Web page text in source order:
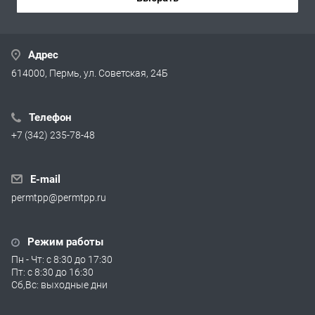
Адрес
614000, Пермь, ул. Советская, 24Б
Телефон
+7 (342) 235-78-48
E-mail
permtpp@permtpp.ru
Режим работы
Пн - Чт: с 8:30 до 17:30
Пт: с 8:30 до 16:30
Сб,Вс: выходные дни